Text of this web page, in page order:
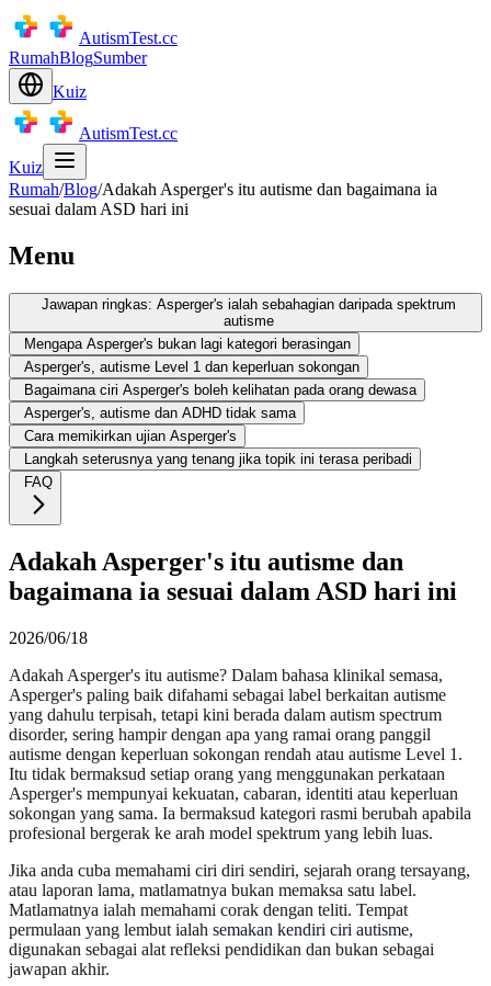
AutismTest.cc
RumahBlogSumber
Kuiz
AutismTest.cc
Kuiz
Rumah/Blog/Adakah Asperger's itu autisme dan bagaimana ia
sesuai dalam ASD hari ini
Menu
Jawapan ringkas: Asperger's ialah sebahagian daripada spektrum
autisme
Mengapa Asperger's bukan lagi kategori berasingan
Asperger's, autisme Level 1 dan keperluan sokongan
Bagaimana ciri Asperger's boleh kelihatan pada orang dewasa
Asperger's, autisme dan ADHD tidak sama
Cara memikirkan ujian Asperger's
Langkah seterusnya yang tenang jika topik ini terasa peribadi
FAQ
Adakah Asperger's itu autisme dan
bagaimana ia sesuai dalam ASD hari ini
2026/06/18
Adakah Asperger's itu autisme? Dalam bahasa klinikal semasa,
Asperger's paling baik difahami sebagai label berkaitan autisme
yang dahulu terpisah, tetapi kini berada dalam autism spectrum
disorder, sering hampir dengan apa yang ramai orang panggil
autisme dengan keperluan sokongan rendah atau autisme Level 1.
Itu tidak bermaksud setiap orang yang menggunakan perkataan
Asperger's mempunyai kekuatan, cabaran, identiti atau keperluan
sokongan yang sama. Ia bermaksud kategori rasmi berubah apabila
profesional bergerak ke arah model spektrum yang lebih luas.
Jika anda cuba memahami ciri diri sendiri, sejarah orang tersayang,
atau laporan lama, matlamatnya bukan memaksa satu label.
Matlamatnya ialah memahami corak dengan teliti. Tempat
permulaan yang lembut ialah semakan kendiri ciri autisme,
digunakan sebagai alat refleksi pendidikan dan bukan sebagai
jawapan akhir.